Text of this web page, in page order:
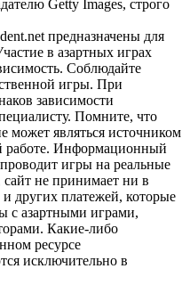
Getty Images, строго
предназначены для
в азартных играх
Соблюдайте
игры. При
зависимости
Помните, что
может являться источником
работе. Информационный
игры на реальные
не принимает ни в
других платежей, которые
с азартными играми,
Какие-либо
ресурсе
исключительно в